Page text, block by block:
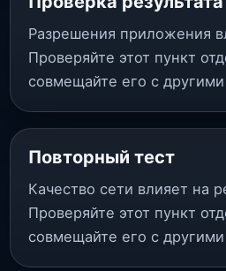
Разрешения приложения
Проверяйте этот пункт
совмещайте его с
Повторный тест
Качество сети влияет на
Проверяйте этот пункт
совмещайте его с